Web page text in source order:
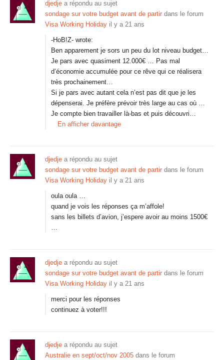
djedje a répondu au sujet
sondage sur votre budget avant de partir dans le forum
Visa Working Holiday il y a 21 ans
-HoB!Z- wrote:
Ben apparement je sors un peu du lot niveau budget…
Je pars avec quasiment 12.000€ … Pas mal
d’économie accumulée pour ce rêve qui ce réalisera
très prochainement…
Si je pars avec autant cela n’est pas dit que je les
dépenserai. Je préfère prévoir très large au cas où …
Je compte bien travailler là-bas et puis découvri…
En afficher davantage
djedje a répondu au sujet
sondage sur votre budget avant de partir dans le forum
Visa Working Holiday il y a 21 ans
oula oula …
quand je vois les réponses ça m’affole!
sans les billets d’avion, j’espere avoir au moins 1500€
…
djedje a répondu au sujet
sondage sur votre budget avant de partir dans le forum
Visa Working Holiday il y a 21 ans
merci pour les réponses
continuez à voter!!!
djedje a répondu au sujet
Australie en sept/oct/nov 2005 dans le forum